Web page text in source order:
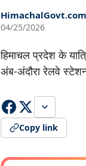
04/25/2026
हिमाचल प्रदेश के
अंब-अंदौरा रेलवे
Copy link